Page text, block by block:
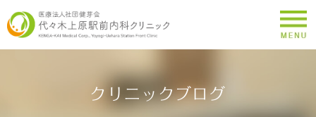
クリニックブログ